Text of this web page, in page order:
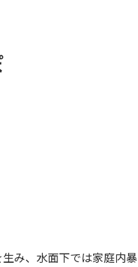
み、水面下では家庭内暴